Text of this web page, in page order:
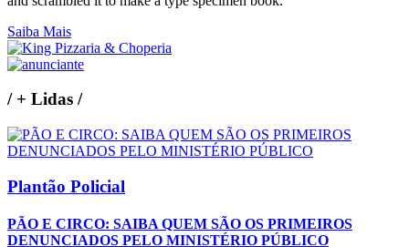
Saiba Mais
/+ Lidas /
Plantão Policial
PÃO E CIRCO: SAIBA QUEM SÃO OS PRIMEIROS
DENUNCIADOS PELO MINISTÉRIO PÚBLICO